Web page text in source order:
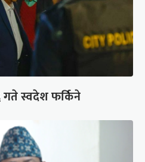
गते स्वदेश फर्किने